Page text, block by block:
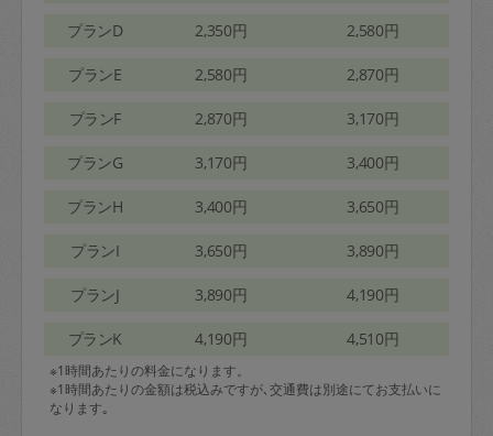
プランD 2,350円 2,580円
プランE 2,580円 2,870円
プランF 2,870円 3,170円
プランG 3,170円 3,400円
プランH 3,400円 3,650円
プランI 3,650円 3,890円
プランJ 3,890円 4,190円
プランK 4,190円 4,510円
※1時間あたりの料金になります。
※1時間あたりの金額は税込みですが､交通費は別途にてお支払いに
なります｡